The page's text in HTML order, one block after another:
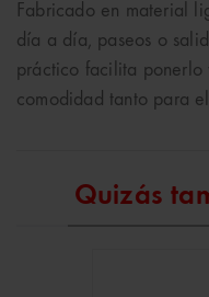
Fabricado en material
día a día, paseos o
práctico facilita ponerlo
comodidad tanto para
Quizás